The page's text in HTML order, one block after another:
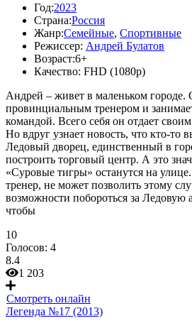
Год:2023
Страна:Россия
Жанр:Семейные, Спортивные
Режиссер: Андрей Булатов
Возраст:6+
Качество: FHD (1080p)
Андрей – живет в маленьком городе.
провинциальным тренером и
командой. Всего себя он отдает
Но вдруг узнает новость, что кто-то
Ледовый дворец, единственный в
построить торговый центр. А это
«Суровые тигры» останутся на
тренер, не может позволить этому
возможности побороться за Ледовую
чтобы
10
Голосов: 4
8.4
1 203
Смотреть онлайн
Легенда №17 (2013)